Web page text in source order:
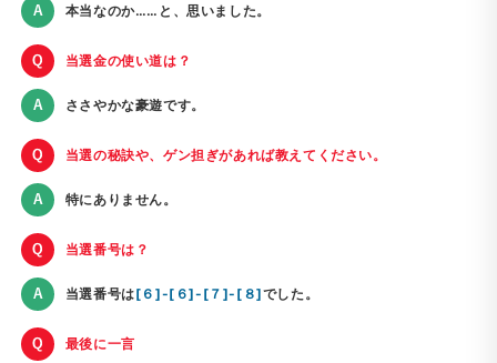
本当なのか……と、思いました。
当選金の使い道は？
ささやかな豪遊です。
当選の秘訣や、ゲン担ぎがあれば教えてください。
特にありません。
当選番号は？
当選番号は[６]-[６]-[７]-[８]でした。
最後に一言